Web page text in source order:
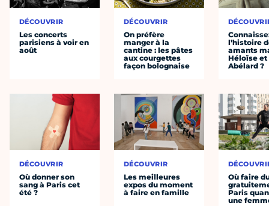
DÉCOUVRIR
Les concerts
parisiens à voir en
août
DÉCOUVRIR
Où donner son
sang à Paris cet
été ?
DÉCOUVRIR
On préfère
manger à la
cantine : les pâtes
aux courgettes
façon bolognaise
DÉCOUVRIR
Les meilleures
expos du moment
à faire en famille
l’histoire
amants
Héloïse et
Abélard ?
Où faire
Paris
une